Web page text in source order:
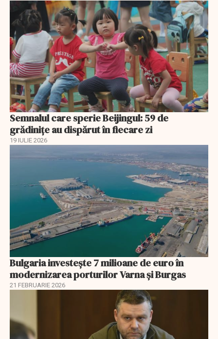
Semnalul care sperie Beijingul: 59 de
grădinițe au dispărut în fiecare zi
19 IULIE 2026
Bulgaria investește 7 milioane de euro în
modernizarea porturilor Varna și Burgas
21 FEBRUARIE 2026